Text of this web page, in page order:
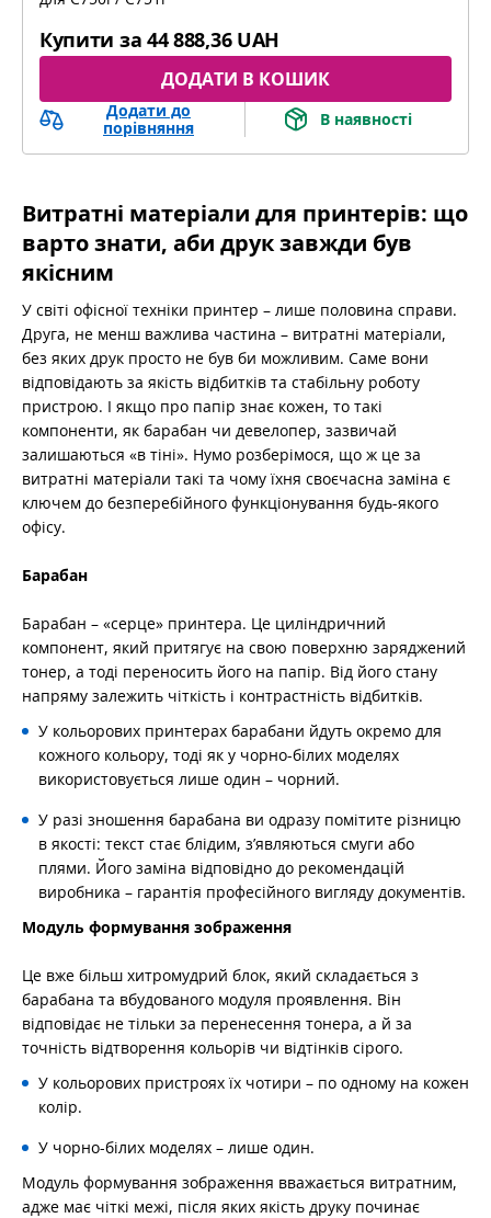
Купити за 44 888,36 UAH
ДОДАТИ В КОШИК
Додати до
порівняння
В наявності
Витратні матеріали для принтерів: що
варто знати, аби друк завжди був
якісним
У світі офісної техніки принтер – лише половина справи.
Друга, не менш важлива частина – витратні матеріали,
без яких друк просто не був би можливим. Саме вони
відповідають за якість відбитків та стабільну роботу
пристрою. І якщо про папір знає кожен, то такі
компоненти, як барабан чи девелопер, зазвичай
залишаються «в тіні». Нумо розберімося, що ж це за
витратні матеріали такі та чому їхня своєчасна заміна є
ключем до безперебійного функціонування будь-якого
офісу.
Барабан
Барабан – «серце» принтера. Це циліндричний
компонент, який притягує на свою поверхню заряджений
тонер, а тоді переносить його на папір. Від його стану
напряму залежить чіткість і контрастність відбитків.
У кольорових принтерах барабани йдуть окремо для
кожного кольору, тоді як у чорно-білих моделях
використовується лише один – чорний.
У разі зношення барабана ви одразу помітите різницю
в якості: текст стає блідим, з’являються смуги або
плями. Його заміна відповідно до рекомендацій
виробника – гарантія професійного вигляду документів.
Модуль формування зображення
Це вже більш хитромудрий блок, який складається з
барабана та вбудованого модуля проявлення. Він
відповідає не тільки за перенесення тонера, а й за
точність відтворення кольорів чи відтінків сірого.
У кольорових пристроях їх чотири – по одному на кожен
колір.
У чорно-білих моделях – лише один.
Модуль формування зображення вважається витратним,
адже має чіткі межі, після яких якість друку починає